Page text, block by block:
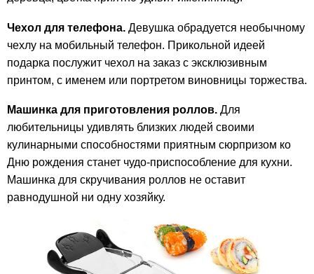
Чехол для телефона. Девушка обрадуется необычному
чехлу на мобильный телефон. Прикольной идеей
подарка послужит чехол на заказ с эксклюзивным
принтом, с именем или портретом виновницы торжества.
Машинка для приготовления роллов. Для
любительницы удивлять близких людей своими
кулинарными способностями приятным сюрпризом ко
Дню рождения станет чудо-приспособление для кухни.
Машинка для скручивания роллов не оставит
равнодушной ни одну хозяйку.